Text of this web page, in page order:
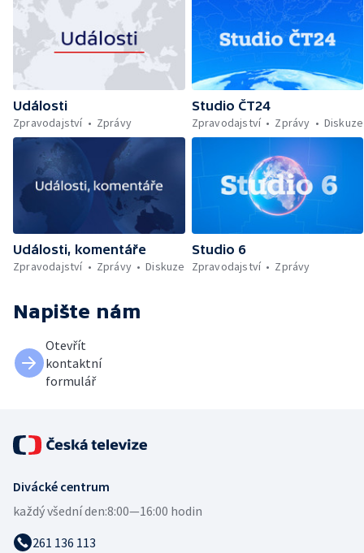
Události
Zpravodajství
Zprávy
Studio ČT24
Zpravodajství
Zprávy Diskuze
Události, komentáře
Zpravodajství
Zprávy Diskuze
Studio 6
Zpravodajství
Zprávy
Napište nám
Otevřít
kontaktní
formulář
Divácké centrum
každý všední den:8:00—16:00 hodin
261 136 113